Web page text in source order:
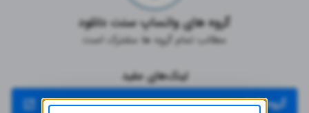
گروه های واتساپ سنت دانلود
مطالب تمام گروه ها مشترک است
لینک‌های مفید
گروه شماره ۱